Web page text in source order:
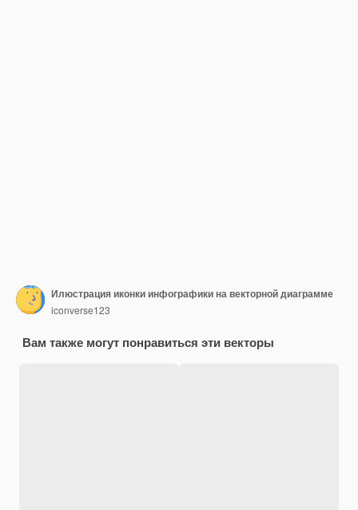
Илюстрация иконки инфографики на векторной диаграмме
iconverse123
Вам также могут понравиться эти векторы